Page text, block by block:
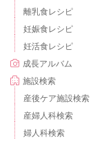
離乳食レシピ
妊娠食レシピ
妊活食レシピ
成長アルバム
施設検索
産後ケア施設検索
産婦人科検索
婦人科検索